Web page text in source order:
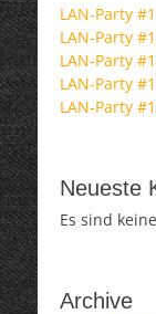
LAN-Party
LAN-Party
LAN-Party
LAN-Party
LAN-Party
Neueste
Es sind
Archive